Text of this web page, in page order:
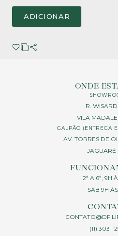
ADICIONAR
ONDE
R.
VILA
GALPÃO (ENTREGA
AV. TORRES DE
JAGUARÉ
2ª A 6ª, 9H
SÁB 9H
(11) 3031-